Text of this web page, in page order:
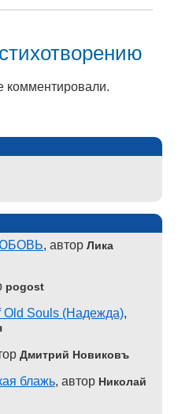
комментировали.
, автор Лика
pogost
Old Souls (Надежда),
Дмитрий Новиковъ
блажь, автор Николай